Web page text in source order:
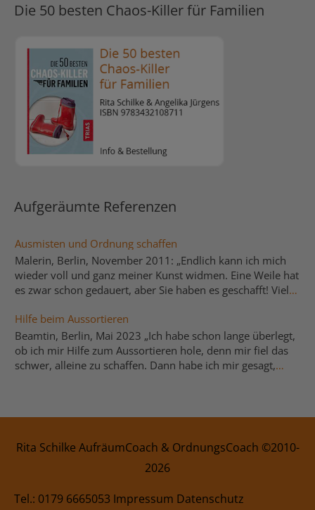
Die 50 besten Chaos-Killer für Familien
Aufgeräumte Referenzen
Ausmisten und Ordnung schaffen
Malerin, Berlin, November 2011: „Endlich kann ich mich
wieder voll und ganz meiner Kunst widmen. Eine Weile hat
es zwar schon gedauert, aber Sie haben es geschafft! Vielen
bin, ist Ihre Offenheit und Ihre große Gelassenheit. Ihre
natürliche und humorvolle Art, gab mir immer wieder den
Mut und auch die Kraft, unsere gemeinsame Aktion des
Ausmistens und Ordnungschaffens wirklich auch zu
Hilfe beim Aussortieren
Beamtin, Berlin, Mai 2023 „Ich habe schon lange überlegt,
ob ich mir Hilfe zum Aussortieren hole, denn mir fiel das
schwer, alleine zu schaffen. Dann habe ich mir gesagt,
geschafft. Ich kann sie nur weiterempfehlen und werde sie
bei Bedarf wieder buchen. Vielen Dank für Ihre Hilfe!“
Rita Schilke AufräumCoach & OrdnungsCoach ©2010-
2026
Tel.: 0179 6665053 Impressum Datenschutz